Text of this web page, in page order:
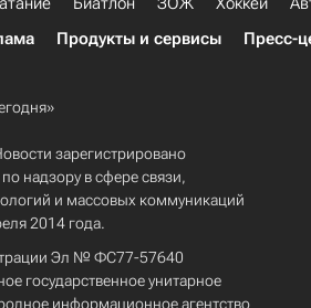
Продукты и сервисы Пресс-
зарегистрировано
надзору в сфере связи,
и массовых коммуникаций
2014 года.
Эл № ФС77-57640
государственное унитарное
информационное агентство